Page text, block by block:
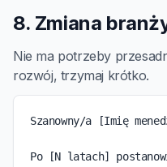
8. Zmiana
Nie ma potrzeby
rozwój, trzymaj krótko.
Szanowny/a [Imię
Po [N latach]